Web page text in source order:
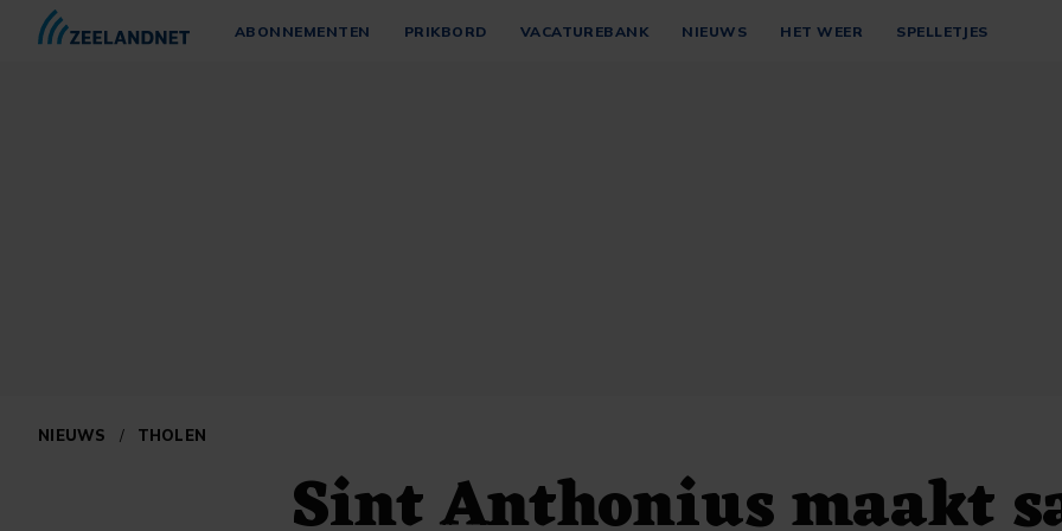
ABONNEMENTEN PRIKBORD VACATUREBANK NIEUWS HET WEER SPELLETJES
NIEUWS / THOLEN